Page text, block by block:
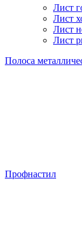
Лист
Лист
Лист
Лист
Полоса
Профнастил